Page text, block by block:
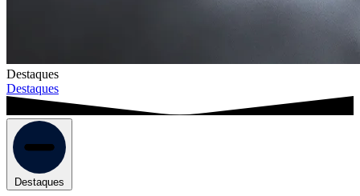
Destaques
Destaques
Destaques